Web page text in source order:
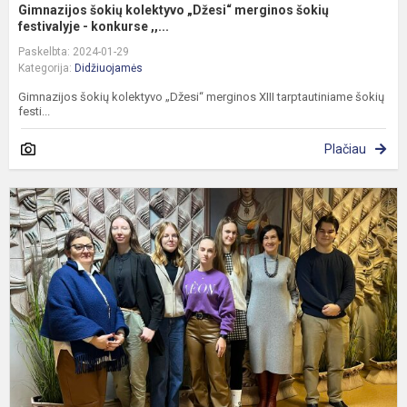
Gimnazijos šokių kolektyvo „Džesi“ merginos šokių
festivalyje - konkurse ,,...
Paskelbta: 2024-01-29
Kategorija: Didžiuojamės
Gimnazijos šokių kolektyvo „Džesi“ merginos XIII tarptautiniame šokių
festi...
Plačiau